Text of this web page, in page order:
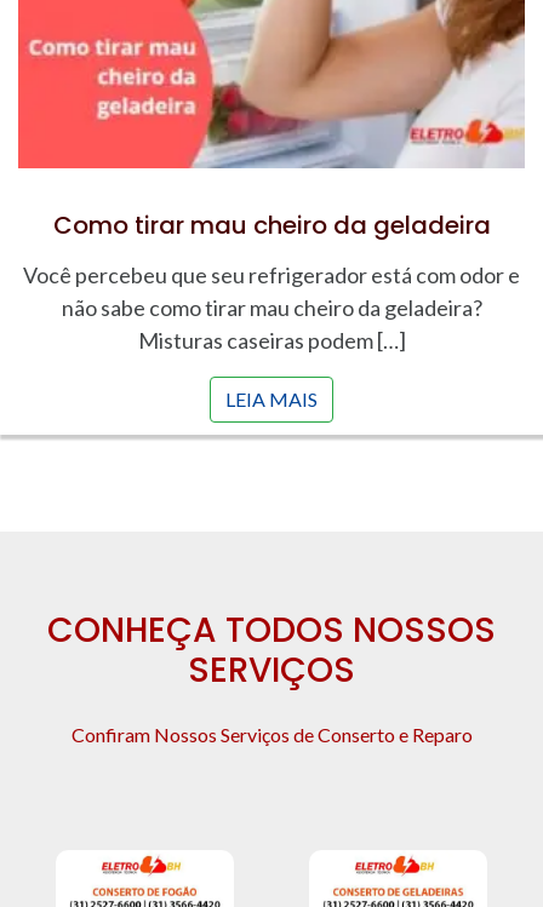
Como tirar mau cheiro da geladeira
Você percebeu que seu refrigerador está com odor e
não sabe como tirar mau cheiro da geladeira?
Misturas caseiras podem […]
LEIA MAIS
CONHEÇA TODOS NOSSOS
SERVIÇOS
Confiram Nossos Serviços de Conserto e Reparo